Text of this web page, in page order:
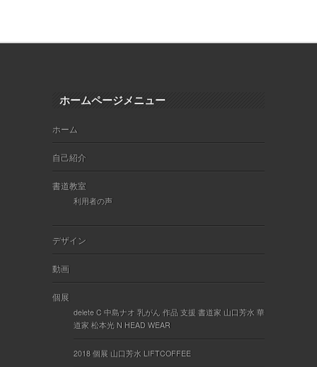
ホームページメニュー
ホーム
自己紹介
書道教室
利用者の声
デザイン
動画
個展
delete C 中島ナオ 乳がん 作品 支援 書道家 山口芳水 華
道家 松本光 N HEAD WEAR
2018 個展 山口芳水 LIFTCOFFEE